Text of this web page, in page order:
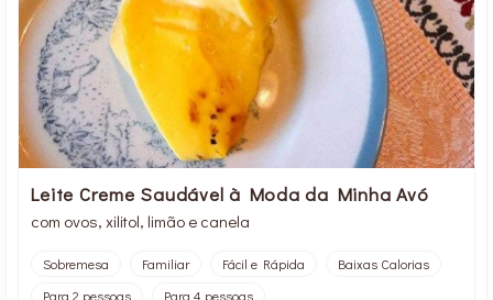
Leite Creme Saudável à Moda da Minha Avó
com ovos, xilitol, limão e canela
Sobremesa Familiar Fácil e Rápida
Baixas Calorias
Para 2 pessoas
Para 4 pessoas